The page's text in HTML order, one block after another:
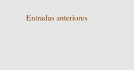
Entradas anteriores